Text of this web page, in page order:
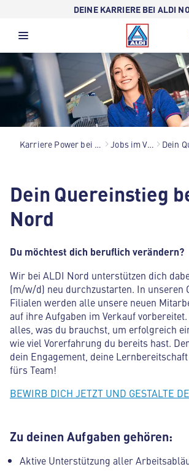
DEINE KARRIERE BEI ALDI
Karriere Power bei ALDI Nord Jobs im Verkauf
Dein Quereinstieg
Nord
Du möchtest dich beruflich verändern?
Wir bei ALDI Nord unterstützen dich
(m/w/d) neu durchzustarten. In unseren
Filialen werden alle unsere neuen
auf ihre Aufgaben im Verkauf
alles, was du brauchst, um erfolgreich
wie viel Vorerfahrung du bereits hast.
dein Engagement, deine
fürs Team!
BEWIRB DICH JETZT UND GESTALTE
Zu deinen Aufgaben gehören:
Aktive Unterstützung aller